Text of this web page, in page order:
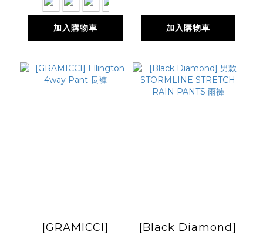
加入購物車 加入購物車
[GRAMICCI]
[Black Diamond]